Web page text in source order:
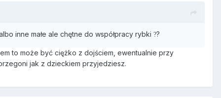
inne małe ale chętne do współpracy rybki ??
to może być ciężko z dojściem, ewentualnie przy
jak z dzieckiem przyjedziesz.